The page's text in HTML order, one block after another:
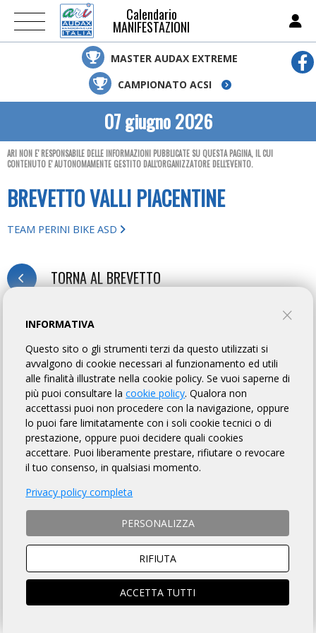
Calendario
MANIFESTAZIONI
MASTER AUDAX EXTREME
CAMPIONATO ACSI
07 giugno 2026
ARI NON E' RESPONSABILE DELLE INFORMAZIONI PUBBLICATE SU QUESTA PAGINA, IL CUI
CONTENUTO E' AUTONOMAMENTE GESTITO DALL'ORGANIZZATORE DELL'EVENTO.
BREVETTO VALLI PIACENTINE
TEAM PERINI BIKE ASD
TORNA AL BREVETTO
MODULO D'ISCRIZIONE
ENGLISH VERSION
MODALITÀ DI ISCRIZIONE
MODALITÀ DI PAGAMENTO
richiesta di contributo assicurativo giornaliero di € 10.00
ISTRUZIONI PER ISCRIZIONI ONLINE
ACCEDI e si aprirà la scheda
Prosegui per iscriverti al
INFORMATIVA
Questo sito o gli strumenti terzi da questo utilizzati si
avvalgono di cookie necessari al funzionamento ed utili
alle finalità illustrate nella cookie policy. Se vuoi saperne di
più puoi consultare lacookie policy. Qualora non
accettassi puoi non procedere con la navigazione, oppure
lo puoi fare limitatamente con i soli cookie tecnici o di
prestazione, oppure puoi decidere quali cookies
accettare. Puoi liberamente prestare, rifiutare o revocare
il tuo consenso, in qualsiasi momento.
Privacy policy completa
PERSONALIZZA
RIFIUTA
ACCETTA TUTTI